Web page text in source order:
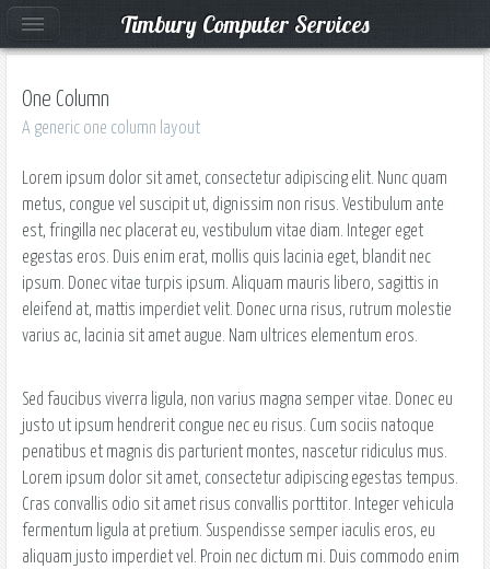
One Column
A generic one column layout
Lorem ipsum dolor sit amet, consectetur adipiscing elit. Nunc quam
metus, congue vel suscipit ut, dignissim non risus. Vestibulum ante
est, fringilla nec placerat eu, vestibulum vitae diam. Integer eget
egestas eros. Duis enim erat, mollis quis lacinia eget, blandit nec
ipsum. Donec vitae turpis ipsum. Aliquam mauris libero, sagittis in
eleifend at, mattis imperdiet velit. Donec urna risus, rutrum molestie
varius ac, lacinia sit amet augue. Nam ultrices elementum eros.
Sed faucibus viverra ligula, non varius magna semper vitae. Donec eu
justo ut ipsum hendrerit congue nec eu risus. Cum sociis natoque
penatibus et magnis dis parturient montes, nascetur ridiculus mus.
Lorem ipsum dolor sit amet, consectetur adipiscing egestas tempus.
Cras convallis odio sit amet risus convallis porttitor. Integer vehicula
fermentum ligula at pretium. Suspendisse semper iaculis eros, eu
aliquam justo imperdiet vel. Proin nec dictum mi. Duis commodo enim
Timbury Computer Services